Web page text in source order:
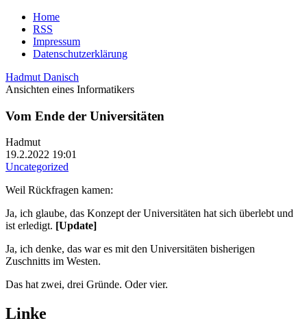
Home
RSS
Impressum
Datenschutzerklärung
Hadmut Danisch
Ansichten eines Informatikers
Vom Ende der Universitäten
Hadmut
19.2.2022 19:01
Uncategorized
Weil Rückfragen kamen:
Ja, ich glaube, das Konzept der Universitäten hat sich überlebt und
ist erledigt. [Update]
Ja, ich denke, das war es mit den Universitäten bisherigen
Zuschnitts im Westen.
Das hat zwei, drei Gründe. Oder vier.
Linke